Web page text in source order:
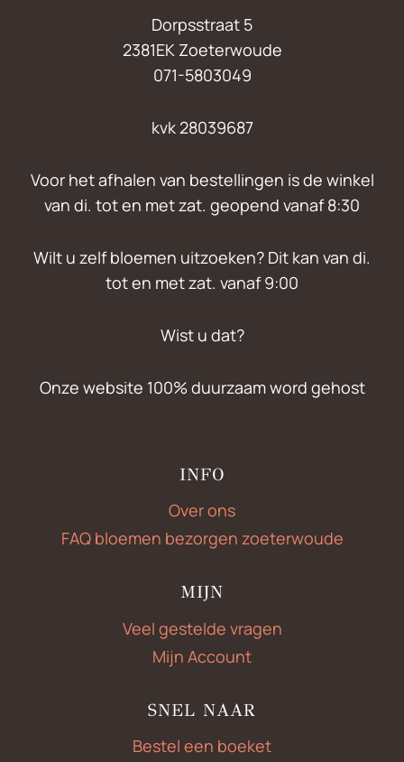
Dorpsstraat 5
2381EK Zoeterwoude
071-5803049
kvk 28039687
Voor het afhalen van bestellingen is de winkel
van di. tot en met zat. geopend vanaf 8:30
Wilt u zelf bloemen uitzoeken? Dit kan van di.
tot en met zat. vanaf 9:00
Wist u dat?
Onze website 100% duurzaam word gehost
INFO
Over ons
FAQ bloemen bezorgen zoeterwoude
MIJN
Veel gestelde vragen
Mijn Account
SNEL NAAR
Bestel een boeket